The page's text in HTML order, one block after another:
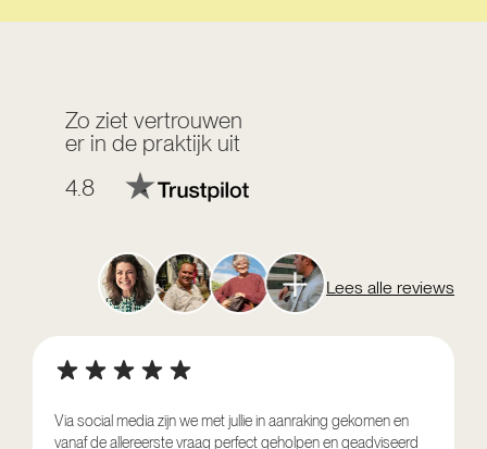
Zo ziet vertrouwen
er in de praktijk uit
4.8
Lees alle reviews
Via social media zijn we met jullie in aanraking gekomen en
vanaf de allereerste vraag perfect geholpen en geadviseerd